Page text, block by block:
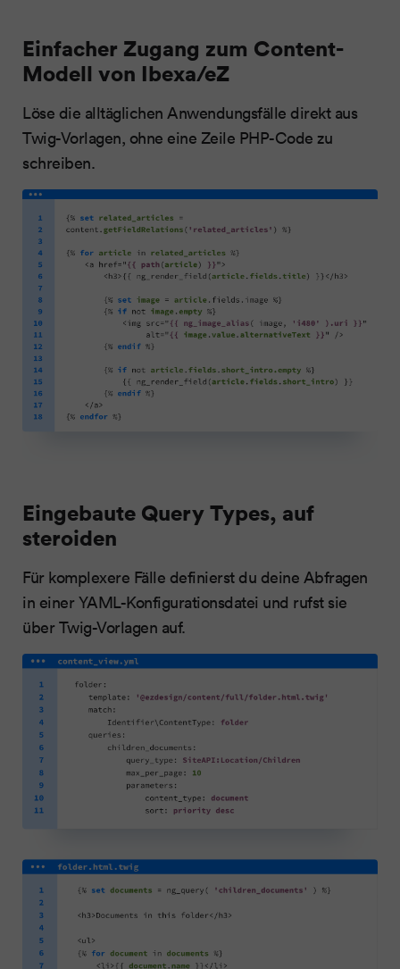
Einfacher Zugang zum Content-
Modell von Ibexa/eZ
Löse die alltäglichen Anwendungsfälle direkt aus
Twig-Vorlagen, ohne eine Zeile PHP-Code zu
schreiben.
Eingebaute Query Types, auf
steroiden
Für komplexere Fälle definierst du deine Abfragen
in einer YAML-Konfigurationsdatei und rufst sie
über Twig-Vorlagen auf.